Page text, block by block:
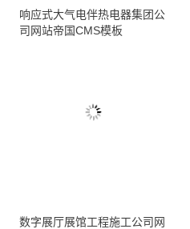
响应式大气电伴热电器集团公
司网站帝国CMS模板
数字展厅展馆工程施工公司网